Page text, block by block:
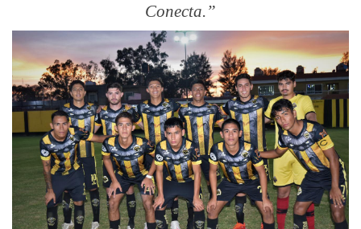
Conecta.